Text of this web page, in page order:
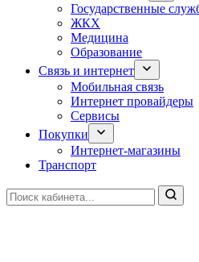
Государственные
ЖКХ
Медицина
Образование
Связь и интернет
Мобильная связь
Интернет провайдеры
Сервисы
Покупки
Интернет-магазины
Транспорт